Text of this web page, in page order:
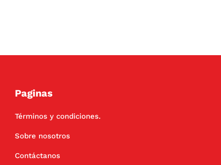
Paginas
Términos y condiciones.
Sobre nosotros
Contáctanos